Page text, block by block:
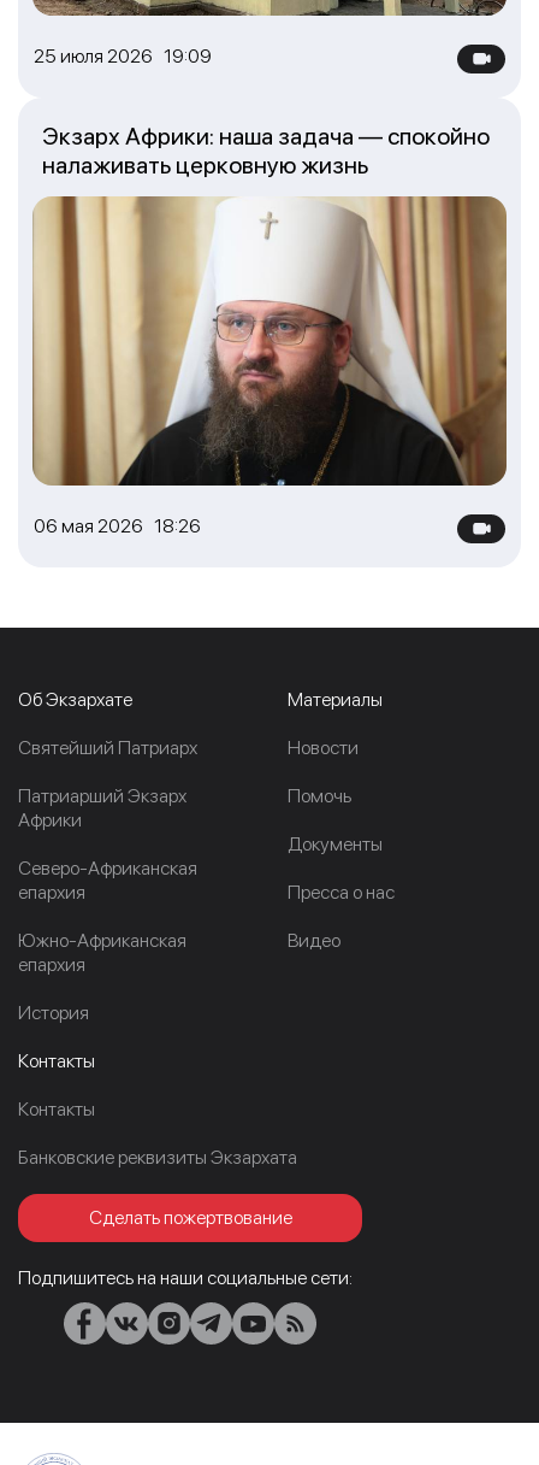
25 июля 2026 19:09
06 мая 2026 18:26
Экзарх Африки: наша задача — спокойно
налаживать церковную жизнь
Об Экзархате
Cвятейший Патриарх
Патриарший Экзарх
Африки
Северо-Африканская
епархия
Южно-Африканская
епархия
История
Материалы
Новости
Помочь
Документы
Пресса о нас
Видео
Контакты
Контакты
Банковские реквизиты Экзархата
Сделать пожертвование
Подпишитесь на наши социальные сети: